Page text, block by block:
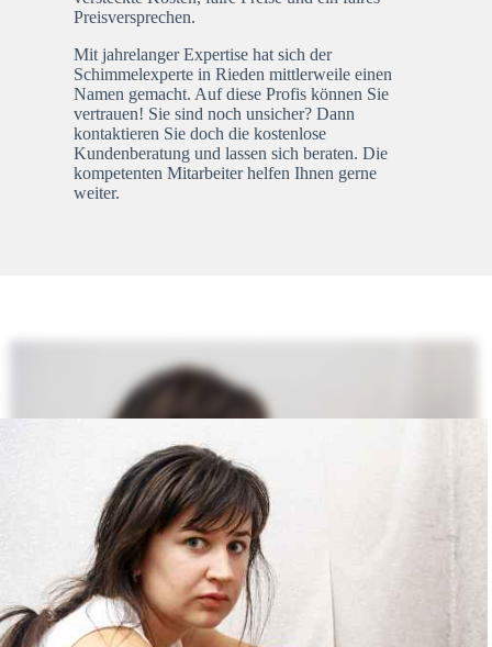
Preisversprechen.
Mit jahrelanger Expertise hat sich der
Schimmelexperte in Rieden mittlerweile einen
Namen gemacht. Auf diese Profis können Sie
vertrauen! Sie sind noch unsicher? Dann
kontaktieren Sie doch die kostenlose
Kundenberatung und lassen sich beraten. Die
kompetenten Mitarbeiter helfen Ihnen gerne
weiter.